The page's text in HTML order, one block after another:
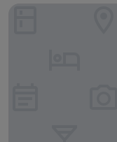
Hilton Garden Inn